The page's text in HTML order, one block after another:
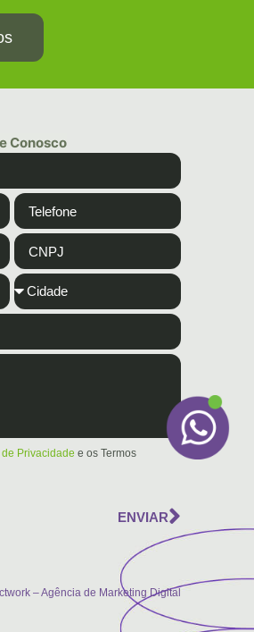
Conosco
de Privacidade e os Termos
ENVIAR
– Agência de Marketing Digital